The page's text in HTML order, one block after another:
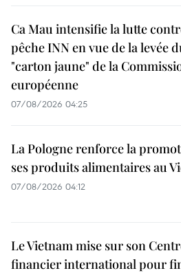
Ca Mau intensifie la lutte
pêche INN en vue de la levée
"carton jaune" de la
européenne
07/08/2026 04:25
La Pologne renforce la
ses produits alimentaires au
07/08/2026 04:12
Le Vietnam mise sur son
financier international pour